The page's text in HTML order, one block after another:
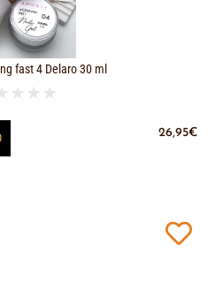
fast 4 Delaro 30 ml
★ ★ ★
26,95€